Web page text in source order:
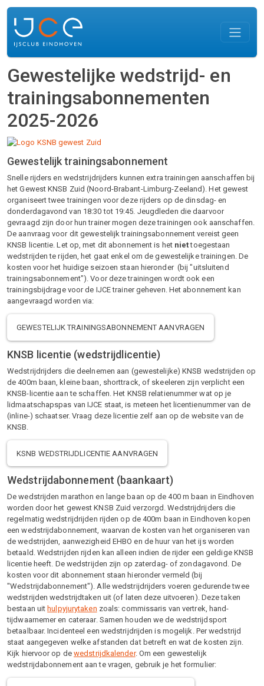
Overslaan en naar de inhoud gaan
Gewestelijke wedstrijd- en
trainingsabonnementen
2025-2026
Gewestelijk trainingsabonnement
Snelle rijders en wedstrijdrijders kunnen extra trainingen aanschaffen bij
het Gewest KNSB Zuid (Noord-Brabant-Limburg-Zeeland). Het gewest
organiseert twee trainingen voor deze rijders op de dinsdag- en
donderdagavond van 18:30 tot 19:45. Jeugdleden die daarvoor
gevraagd zijn door hun trainer mogen deze trainingen ook aanschaffen.
De aanvraag voor dit gewestelijk trainingsabonnement vereist geen
KNSB licentie. Let op, met dit abonnement is het niettoegestaan
wedstrijden te rijden, het gaat enkel om de gewestelijke trainingen. De
kosten voor het huidige seizoen staan hieronder (bij "uitsluitend
trainingsabonnement"). Voor deze trainingen wordt ook een
trainingsbijdrage voor de IJCE trainer geheven. Het abonnement kan
aangevraagd worden via:
GEWESTELIJK TRAININGSABONNEMENT AANVRAGEN
KNSB licentie (wedstrijdlicentie)
Wedstrijdrijders die deelnemen aan (gewestelijke) KNSB wedstrijden op
de 400m baan, kleine baan, shorttrack, of skeeleren zijn verplicht een
KNSB-licentie aan te schaffen. Het KNSB relatienummer wat op je
lidmaatschapspas van IJCE staat, is meteen het licentienummer van de
(inline-) schaatser. Vraag deze licentie zelf aan op de website van de
KNSB.
KSNB WEDSTRIJDLICENTIE AANVRAGEN
Wedstrijdabonnement (baankaart)
De wedstrijden marathon en lange baan op de 400 m baan in Eindhoven
worden door het gewest KNSB Zuid verzorgd. Wedstrijdrijders die
regelmatig wedstrijdrijden rijden op de 400m baan in Eindhoven kopen
een wedstrijdabonnement, waarvan de kosten van het organiseren van
de wedstrijden, aanwezigheid EHBO en de huur van het ijs worden
betaald. Wedstrijden rijden kan alleen indien de rijder een geldige KNSB
licentie heeft. De wedstrijden zijn op zaterdag- of zondagavond. De
kosten voor dit abonnement staan hieronder vermeld (bij
"Wedstrijdabonnement"). Alle wedstrijdrijders voeren gedurende twee
wedstrijden wedstrijdtaken uit (of laten deze uitvoeren). Deze taken
bestaan uit hulpyjurytaken zoals: commissaris van vertrek, hand-
tijdwaarnemer en cateraar. Samen houden we de wedstrijdsport
betaalbaar. Incidenteel een wedstrijdrijden is mogelijk. Per wedstrijd
staat aangegeven welke afstanden dat betreft en wat de kosten zijn.
Kijk hiervoor op de wedstrijdkalender. Om een gewestelijk
wedstrijdabonnement aan te vragen, gebruik je het formulier: